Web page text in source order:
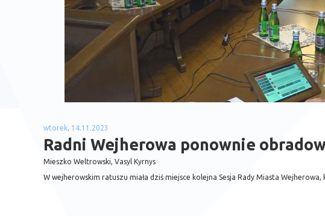
wtorek, 14.11.2023
Radni Wejherowa ponownie
Mieszko Weltrowski, Vasyl Kyrnys
W wejherowskim ratuszu miała dziś miejsce kolejna Sesja Rady Miasta